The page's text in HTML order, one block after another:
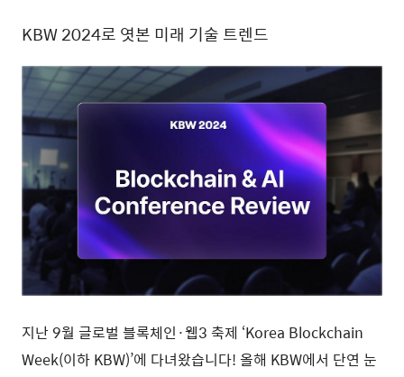
KBW 2024로 엿본 미래 기술 트렌드
지난 9월 글로벌 블록체인·웹3 축제 ‘Korea Blockchain
Week(이하 KBW)’에 다녀왔습니다! 올해 KBW에서 단연 눈